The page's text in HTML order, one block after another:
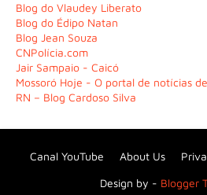
Blog do Vlaudey Liberato
Blog do Édipo Natan
Blog Jean Souza
CNPolícia.com
Jair Sampaio - Caicó
Mossoró Hoje - O portal de notícias
RN – Blog Cardoso Silva
Design by - Blogger
Canal YouTube About Us